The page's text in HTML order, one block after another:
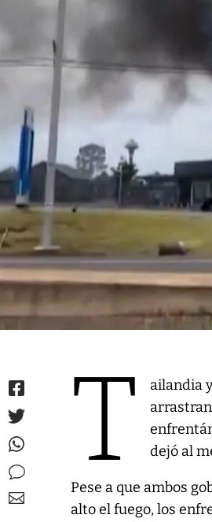
T
ailandia
dejó al
Pese a que ambos
alto el fuego, los